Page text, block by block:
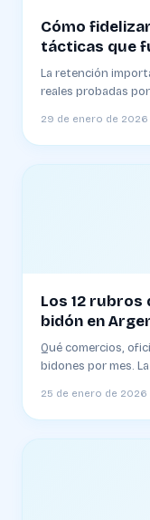
Cómo
tácticas que
La retención
reales probadas
29 de enero de 2026
Los 12 rubros
bidón en
Qué comercios,
bidones por mes.
25 de enero de 2026